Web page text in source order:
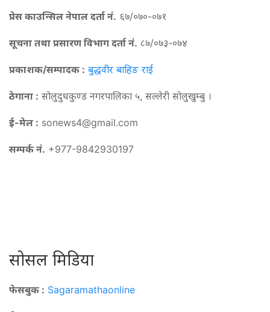
प्रेस काउन्सिल नेपाल दर्ता नं. ६७/०७०-०७१
सूचना तथा प्रसारण विभाग दर्ता नं. ८७/०७३-०७४
प्रकाशक/सम्पादक : बुद्धवीर बाहिङ राई
ठेगाना : सोलुदुधकुण्ड नगरपालिका ५, सल्लेरी सोलुखुम्बु ।
ई-मेल : sonews4@gmail.com
सम्पर्क नं. +977-9842930197
सोसल मिडिया
फेसबुक : Sagaramathaonline